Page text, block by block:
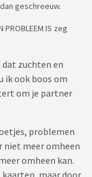
geschreeuw.
IS zeg
dat zuchten en
ik ook boos om
om je partner
problemen
niet meer omheen
omheen kan.